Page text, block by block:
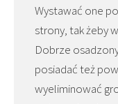
Wystawać one
strony, tak żeby
Dobrze
posiadać też
wyeliminować